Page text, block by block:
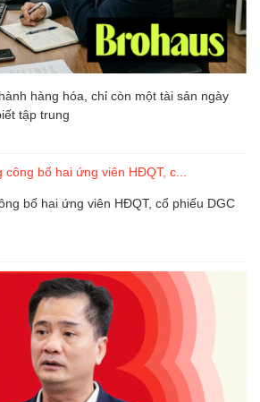
hàng hóa, chỉ còn một tài sản ngày
tập trung
bố hai ứng viên HĐQT, cổ phiếu DGC